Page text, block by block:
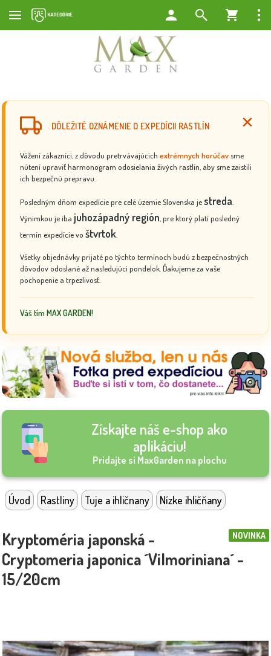
DÔLEŽITÉ OZNÁMENIE O EXPEDÍCII RASTLÍN
Vážení zákazníci, z dôvodu pretrvávajúcich extrémnych horúčav sme
nútení upraviť harmonogram odosielania živých rastlín, aby sme zaistili
ich bezpečnú prepravu.
Posledným dňom expedície pre celé územie Slovenska jestreda
Výnimkou je iba juhozápadný región , pre ktorý platí posledný
termín expedície vo štvrtok
Všetky objednávky prijaté po týchto termínoch budú z bezpečnostných
dôvodov odoslané až nasledujúci pondelok. Ďakujeme za vaše
pochopenie a trpezlivosť.
Váš tím MAX GARDEN!
Získajte náš e-shop ako
aplikáciu!
Pridajte si MaxGarden na plochu
Úvod Rastliny Tuje a ihličnany Nízke ihličňany
NOVINKA
Kryptoméria japonská -
Cryptomeria japonica ´Vilmoriniana´ -
15/20cm